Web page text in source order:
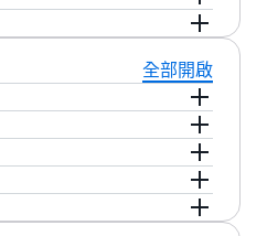
任務並打開 拉取請求 供
前任務時繼續進行。
之間保持上下文，並使
來的更改，使其更好地
方式。
創建協調的編輯和 拉取請
到各個倉庫，而不是逐
全部開啟
爲團隊帶來上下文和協
工作以放大影響力：
作，使發佈能夠以更少
進。
和協作工具，在工作進
保持在一個共享上下文
和狀態更新，使工程師